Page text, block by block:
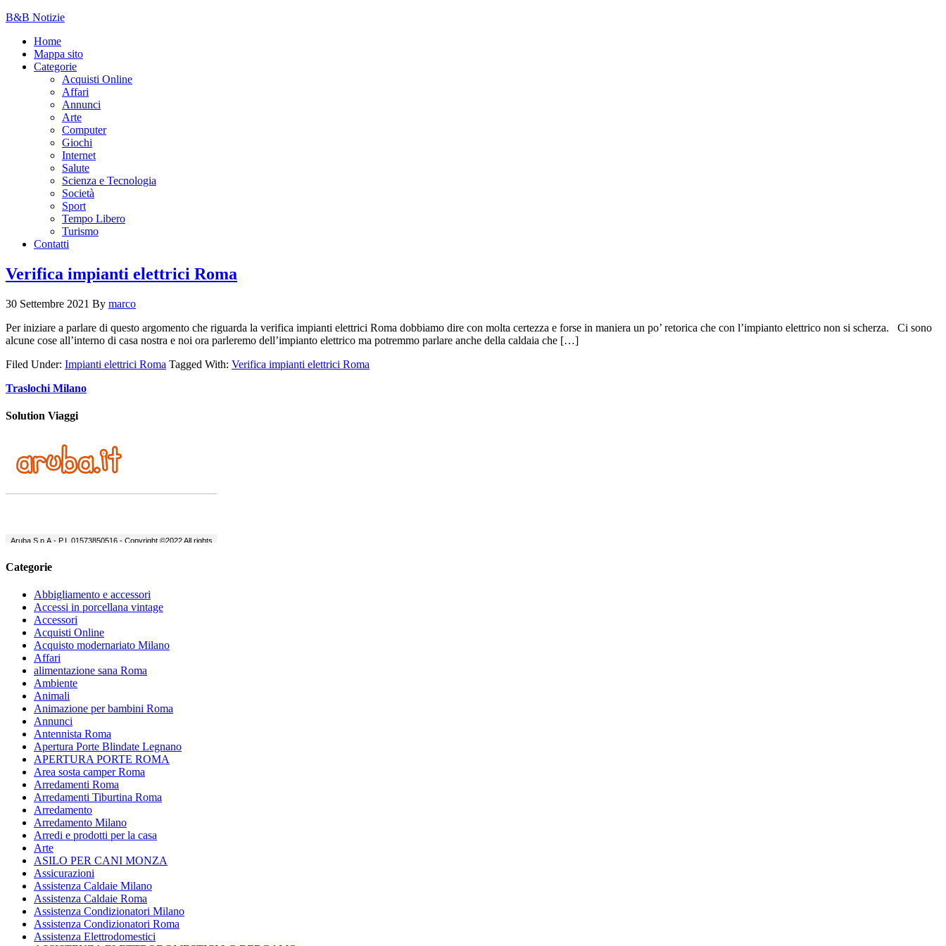
B&B Notizie
Home
Mappa sito
Categorie
Acquisti Online
Affari
Annunci
Arte
Computer
Giochi
Internet
Salute
Scienza e Tecnologia
Società
Sport
Tempo Libero
Turismo
Contatti
Verifica impianti elettrici Roma
30 Settembre 2021 By marco
Per iniziare a parlare di questo argomento che riguarda la verifica impianti elettrici Roma dobbiamo dire con molta certezza e forse in maniera un po’ retorica che con l’impianto elettrico non si scherza. Ci sono
alcune cose all’interno di casa nostra e noi ora parleremo dell’impianto elettrico ma potremmo parlare anche della caldaia che […]
Filed Under: Impianti elettrici Roma Tagged With: Verifica impianti elettrici Roma
Traslochi Milano
Solution Viaggi
Categorie
Abbigliamento e accessori
Accessi in porcellana vintage
Accessori
Acquisti Online
Acquisto modernariato Milano
Affari
alimentazione sana Roma
Ambiente
Animali
Animazione per bambini Roma
Annunci
Antennista Roma
Apertura Porte Blindate Legnano
APERTURA PORTE ROMA
Area sosta camper Roma
Arredamenti Roma
Arredamenti Tiburtina Roma
Arredamento
Arredamento Milano
Arredi e prodotti per la casa
Arte
ASILO PER CANI MONZA
Assicurazioni
Assistenza Caldaie Milano
Assistenza Caldaie Roma
Assistenza Condizionatori Milano
Assistenza Condizionatori Roma
Assistenza Elettrodomestici